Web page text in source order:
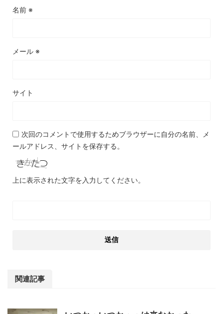
名前 ※
メール ※
サイト
次回のコメントで使用するためブラウザーに自分の名前、メ
ールアドレス、サイトを保存する。
上に表示された文字を入力してください。
関連記事